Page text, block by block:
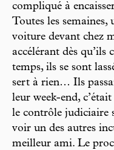
compliqué à
Toutes les semaines,
voiture devant chez
accélérant dès qu’ils
temps, ils se sont
sert à rien… Ils
leur week-end,
le contrôle judiciaire
voir un des autres
meilleur ami. Le